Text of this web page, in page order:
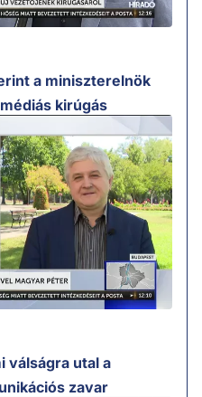
a miniszterelnök
kirúgás
válságra utal a
zavar